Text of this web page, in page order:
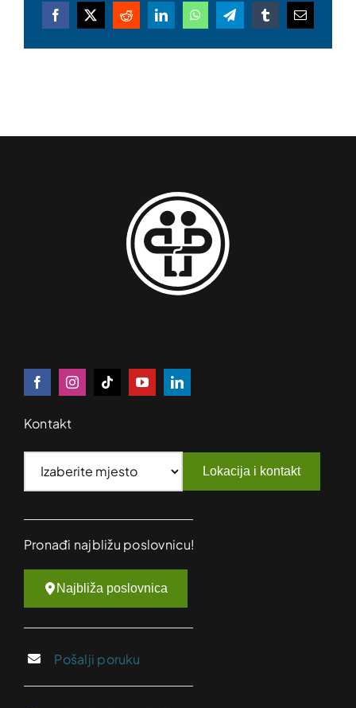
Facebook
X RedditLinkedInWhatsAppTelegramTumblrEmail
Kontakt
Lokacija i kontakt
Pronađi najbližu poslovnicu!
Najbliža poslovnica
Pošalji poruku